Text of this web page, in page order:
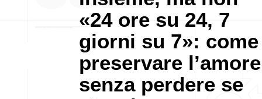
«24 ore su 24, 7
giorni su 7»: come
preservare l’amore
senza perdere se